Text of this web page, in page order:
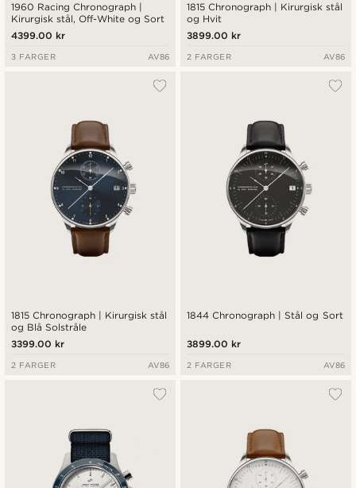
1960 Racing Chronograph |
Kirurgisk stål, Off-White og Sort
4399.00 kr
3 FARGER AV86
1815 Chronograph | Kirurgisk stål
og Hvit
3899.00 kr
2 FARGER AV86
1815 Chronograph | Kirurgisk stål
og Blå Solstråle
3399.00 kr
2 FARGER AV86
1844 Chronograph | Stål og Sort
3899.00 kr
2 FARGER AV86